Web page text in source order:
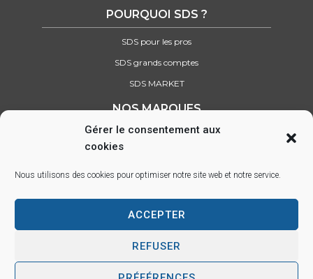
Gérer le consentement aux
cookies
Nous utilisons des cookies pour optimiser notre site web et notre service.
ACCEPTER
REFUSER
POURQUOI SDS ?
SDS pour les pros
SDS grands comptes
SDS MARKET
NOS MARQUES
Retrouvez tous nos partenaires
Parc d’activité des Lacs, 22 rue Saint-Exupéry, 33290 BLANQUEFORT –
info@sds.fr